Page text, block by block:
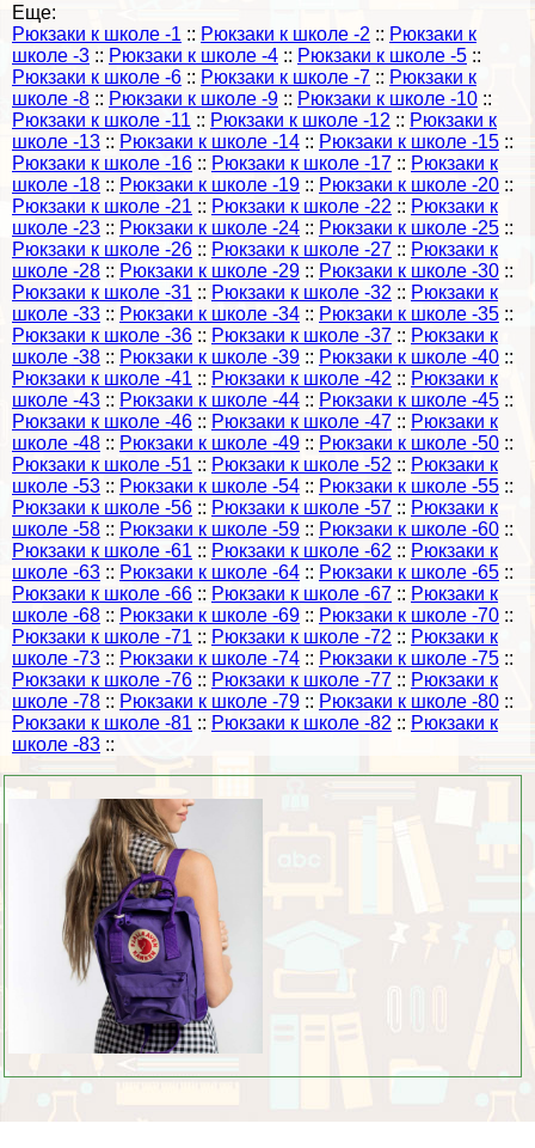
Еще:
Рюкзаки к школе -1 :: Рюкзаки к школе -2 :: Рюкзаки к
школе -3 :: Рюкзаки к школе -4 :: Рюкзаки к школе -5 ::
Рюкзаки к школе -6 :: Рюкзаки к школе -7 :: Рюкзаки к
школе -8 :: Рюкзаки к школе -9 :: Рюкзаки к школе -10 ::
Рюкзаки к школе -11 :: Рюкзаки к школе -12 :: Рюкзаки к
школе -13 :: Рюкзаки к школе -14 :: Рюкзаки к школе -15 ::
Рюкзаки к школе -16 :: Рюкзаки к школе -17 :: Рюкзаки к
школе -18 :: Рюкзаки к школе -19 :: Рюкзаки к школе -20 ::
Рюкзаки к школе -21 :: Рюкзаки к школе -22 :: Рюкзаки к
школе -23 :: Рюкзаки к школе -24 :: Рюкзаки к школе -25 ::
Рюкзаки к школе -26 :: Рюкзаки к школе -27 :: Рюкзаки к
школе -28 :: Рюкзаки к школе -29 :: Рюкзаки к школе -30 ::
Рюкзаки к школе -31 :: Рюкзаки к школе -32 :: Рюкзаки к
школе -33 :: Рюкзаки к школе -34 :: Рюкзаки к школе -35 ::
Рюкзаки к школе -36 :: Рюкзаки к школе -37 :: Рюкзаки к
школе -38 :: Рюкзаки к школе -39 :: Рюкзаки к школе -40 ::
Рюкзаки к школе -41 :: Рюкзаки к школе -42 :: Рюкзаки к
школе -43 :: Рюкзаки к школе -44 :: Рюкзаки к школе -45 ::
Рюкзаки к школе -46 :: Рюкзаки к школе -47 :: Рюкзаки к
школе -48 :: Рюкзаки к школе -49 :: Рюкзаки к школе -50 ::
Рюкзаки к школе -51 :: Рюкзаки к школе -52 :: Рюкзаки к
школе -53 :: Рюкзаки к школе -54 :: Рюкзаки к школе -55 ::
Рюкзаки к школе -56 :: Рюкзаки к школе -57 :: Рюкзаки к
школе -58 :: Рюкзаки к школе -59 :: Рюкзаки к школе -60 ::
Рюкзаки к школе -61 :: Рюкзаки к школе -62 :: Рюкзаки к
школе -63 :: Рюкзаки к школе -64 :: Рюкзаки к школе -65 ::
Рюкзаки к школе -66 :: Рюкзаки к школе -67 :: Рюкзаки к
школе -68 :: Рюкзаки к школе -69 :: Рюкзаки к школе -70 ::
Рюкзаки к школе -71 :: Рюкзаки к школе -72 :: Рюкзаки к
школе -73 :: Рюкзаки к школе -74 :: Рюкзаки к школе -75 ::
Рюкзаки к школе -76 :: Рюкзаки к школе -77 :: Рюкзаки к
школе -78 :: Рюкзаки к школе -79 :: Рюкзаки к школе -80 ::
Рюкзаки к школе -81 :: Рюкзаки к школе -82 :: Рюкзаки к
школе -83 ::